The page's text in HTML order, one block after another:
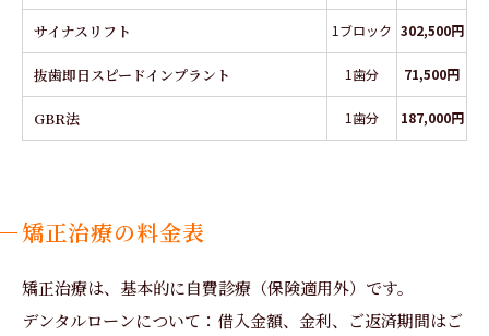
サイナスリフト 1ブロック 302,500円
抜歯即日スピードインプラント 1歯分 71,500円
GBR法 1歯分 187,000円
矯正治療の料金表
矯正治療は、基本的に自費診療（保険適用外）です。
デンタルローンについて：借入金額、金利、ご返済期間はご